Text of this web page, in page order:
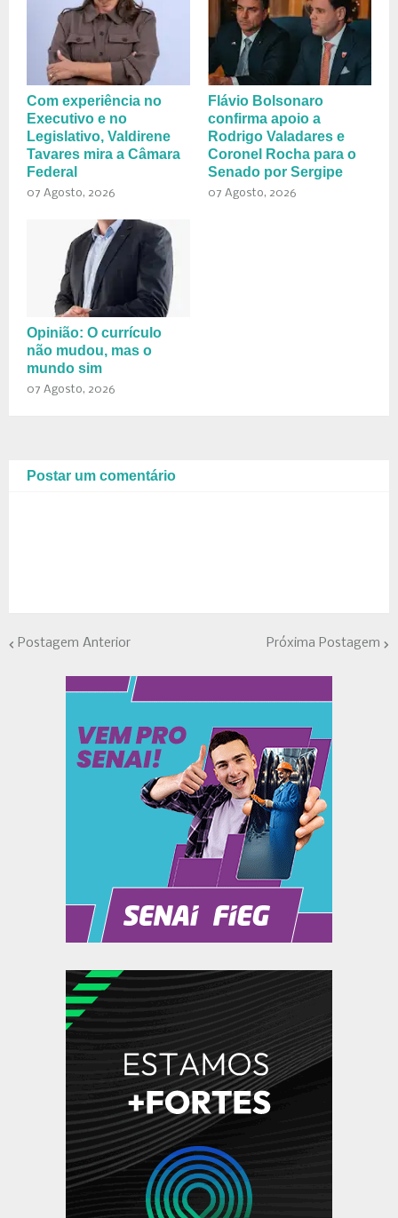
Com experiência no
Executivo e no
Legislativo, Valdirene
Tavares mira a Câmara
Federal
07 Agosto, 2026
Flávio Bolsonaro
confirma apoio a
Rodrigo Valadares e
Coronel Rocha para o
Senado por Sergipe
07 Agosto, 2026
Opinião: O currículo
não mudou, mas o
mundo sim
07 Agosto, 2026
Postar um comentário
Postagem Anterior Próxima Postagem